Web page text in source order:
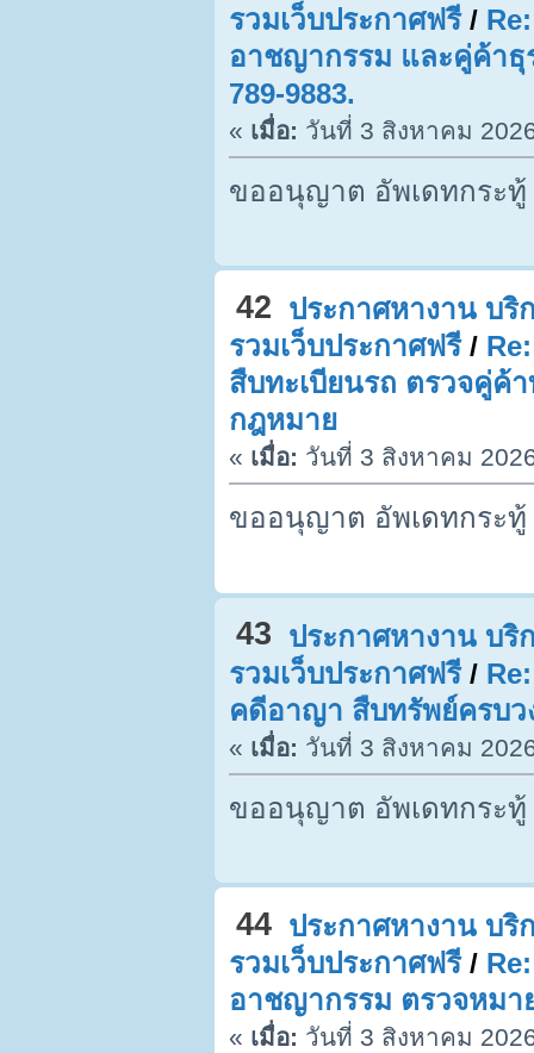
รวมเว็บประกาศฟรี/
อาชญากรรม และคู่ค้าธุ
789-9883.
« เมื่อ: วันที่ 3 สิงหาคม
ขออนุญาต อัพเดทกระทู้
42 ประกาศหางาน บริ
รวมเว็บประกาศฟรี/
สืบทะเบียนรถ ตรวจคู่ค้
กฎหมาย
« เมื่อ: วันที่ 3 สิงหาคม
ขออนุญาต อัพเดทกระทู้
43 ประกาศหางาน บริ
รวมเว็บประกาศฟรี/
คดีอาญา สืบทรัพย์ครบว
« เมื่อ: วันที่ 3 สิงหาคม
ขออนุญาต อัพเดทกระทู้
44 ประกาศหางาน บริ
รวมเว็บประกาศฟรี/
อาชญากรรม ตรวจหมา
« เมื่อ: วันที่ 3 สิงหาคม